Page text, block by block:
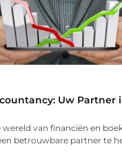
Uw Partner
wereld van financiën en
betrouwbare partner te